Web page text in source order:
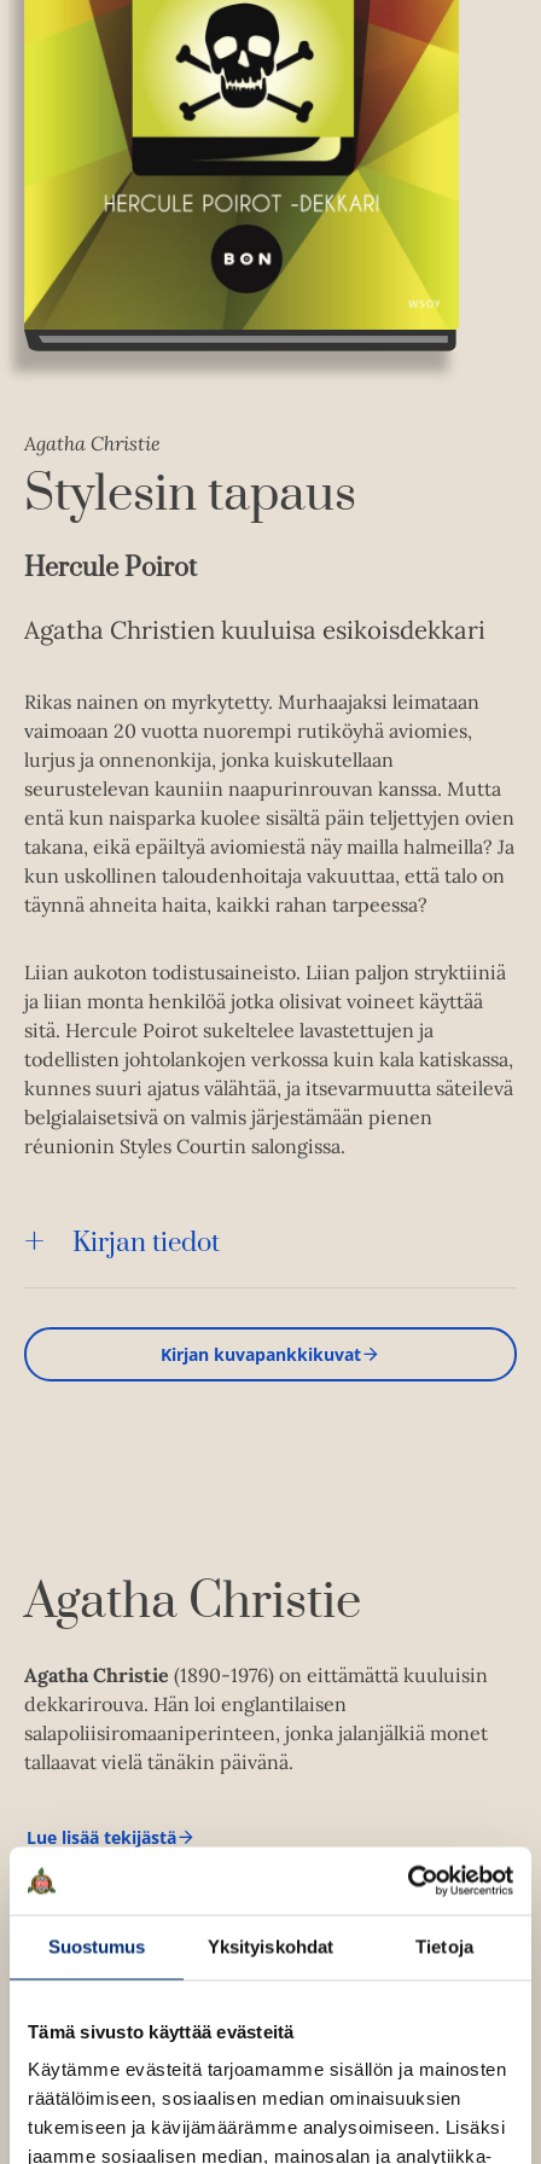
Suostumus Yksityiskohdat Tietoja
Tämä sivusto käyttää evästeitä
Käytämme evästeitä tarjoamamme sisällön ja mainosten
räätälöimiseen, sosiaalisen median ominaisuuksien
tukemiseen ja kävijämäärämme analysoimiseen. Lisäksi
jaamme sosiaalisen median, mainosalan ja analytiikka-
Agatha Christie
Stylesin tapaus
Hercule Poirot
Agatha Christien kuuluisa esikoisdekkari
Rikas nainen on myrkytetty. Murhaajaksi leimataan
vaimoaan 20 vuotta nuorempi rutiköyhä aviomies,
lurjus ja onnenonkija, jonka kuiskutellaan
seurustelevan kauniin naapurinrouvan kanssa. Mutta
entä kun naisparka kuolee sisältä päin teljettyjen ovien
takana, eikä epäiltyä aviomiestä näy mailla halmeilla? Ja
kun uskollinen taloudenhoitaja vakuuttaa, että talo on
täynnä ahneita haita, kaikki rahan tarpeessa?
Liian aukoton todistusaineisto. Liian paljon stryktiiniä
ja liian monta henkilöä jotka olisivat voineet käyttää
sitä. Hercule Poirot sukeltelee lavastettujen ja
todellisten johtolankojen verkossa kuin kala katiskassa,
kunnes suuri ajatus välähtää, ja itsevarmuutta säteilevä
belgialaisetsivä on valmis järjestämään pienen
réunionin Styles Courtin salongissa.
Kirjan tiedot
Kirjan kuvapankkikuvat
Agatha Christie
Agatha Christie (1890-1976) on eittämättä kuuluisin
dekkarirouva. Hän loi englantilaisen
salapoliisiromaaniperinteen, jonka jalanjälkiä monet
tallaavat vielä tänäkin päivänä.
Lue lisää tekijästä
A
a
i
t
i
e